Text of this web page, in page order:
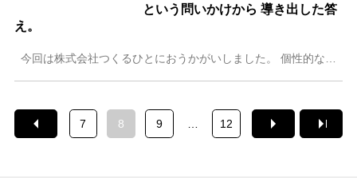
という問いかけから 導き出した答
え。
7 8 9 … 12